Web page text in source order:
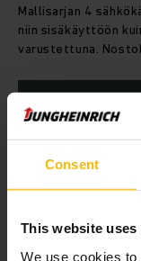
Consent
This website uses
We use cookies
Mallisarjan 4
niin sisäkäyttöön
varustettuna.